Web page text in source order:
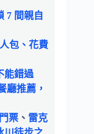
7 間親自
包、花費
能錯過
廳推薦，
票 、 雷克